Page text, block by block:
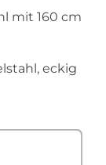
mit 160 cm
eckig